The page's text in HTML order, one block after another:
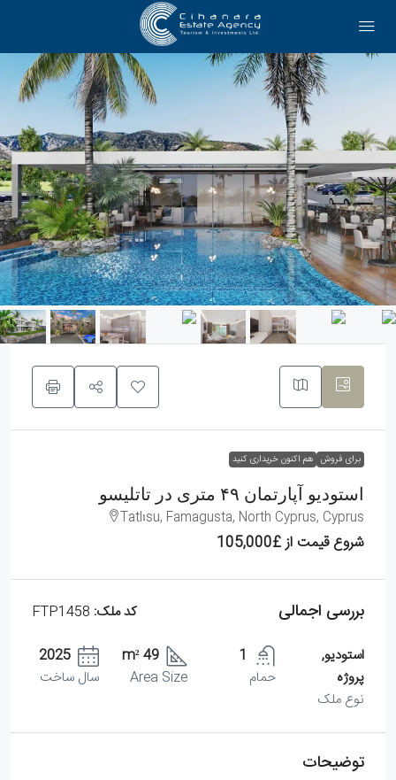
برای فروش هم اکنون خریداری کنید
استودیو آپارتمان ۴۹ متری در تاتلیسو
Tatlısu, Famagusta, North Cyprus, Cyprus
شروع قیمت از£105,000
بررسی اجمالی کد ملک:
استودیو,
پروژه
نوع ملک
1
حمام
49 m²
Area Size
2025
سال ساخت
توضیحات